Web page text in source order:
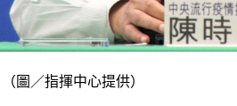
圖／指揮中心提供）